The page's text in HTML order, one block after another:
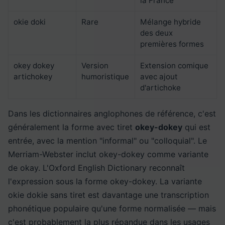
okie doki Rare
Mélange hybride
des deux
premières formes
okey dokey
artichokey
Version
humoristique
Extension comique
avec ajout
d'artichoke
Dans les dictionnaires anglophones de référence, c'est
généralement la forme avec tiret okey-dokey qui est
entrée, avec la mention "informal" ou "colloquial". Le
Merriam-Webster inclut okey-dokey comme variante
de okay. L'Oxford English Dictionary reconnaît
l'expression sous la forme okey-dokey. La variante
okie dokie sans tiret est davantage une transcription
phonétique populaire qu'une forme normalisée — mais
c'est probablement la plus répandue dans les usages